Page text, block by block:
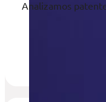
Analizamos